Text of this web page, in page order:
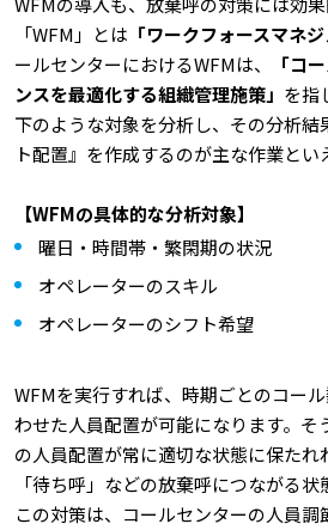
「WFM」とは 「ワークフォースマネジ
ールセンターにおけるWFMは、
「コ
ンスを最適化する組織管理施策」 を指
下のような対象を分析し、その分析結
ト配置』を作成するのが主な作業とい
【WFMの具体的な分析対象】
曜日・時間帯・繁閑期の状況
オペレーターのスキル
オペレーターのシフト希望
WFMを実行すれば、時期ごとのコー
わせた人員配置が可能になります。そ
の人員配置が常に適切な状態に保たれ
「待ち呼」などの放棄呼につながる状
この対策は、コールセンターの人員調